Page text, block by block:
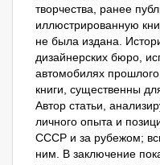
творчества, ранее
иллюстрированную
не была издана.
дизайнерских бюро,
автомобилях
книги, существенны
Автор статьи,
личного опыта и
СССР и за рубежом;
ним. В заключение